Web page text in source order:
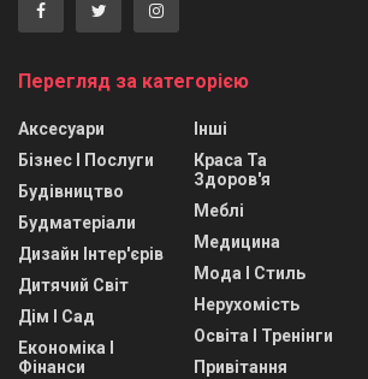
Перегляд за категорією
Аксесуари
Бізнес І Послуги
Будівництво
Будматеріали
Дизайн Інтер'єрів
Дитячий Світ
Дім І Сад
Економіка І
Фінанси
Інші
Краса Та
Здоров'я
Меблі
Медицина
Мода І Стиль
Нерухомість
Освіта І Тренінги
Привітання